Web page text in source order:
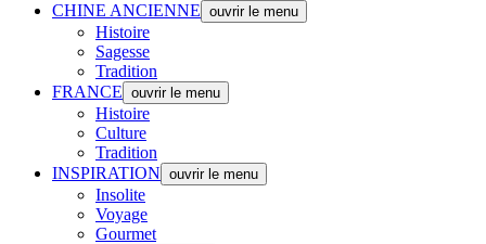
CHINE ANCIENNE ouvrir le menu
Histoire
Sagesse
Tradition
FRANCE ouvrir le menu
Histoire
Culture
Tradition
INSPIRATION ouvrir le menu
Insolite
Voyage
Gourmet